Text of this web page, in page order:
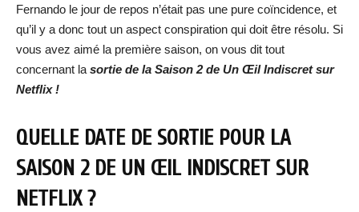
Fernando le jour de repos n’était pas une pure coïncidence, et
qu’il y a donc tout un aspect conspiration qui doit être résolu. Si
vous avez aimé la première saison, on vous dit tout
concernant la sortie de la Saison 2 de Un Œil Indiscret sur
Netflix !
QUELLE DATE DE SORTIE POUR LA
SAISON 2 DE UN ŒIL INDISCRET SUR
NETFLIX ?